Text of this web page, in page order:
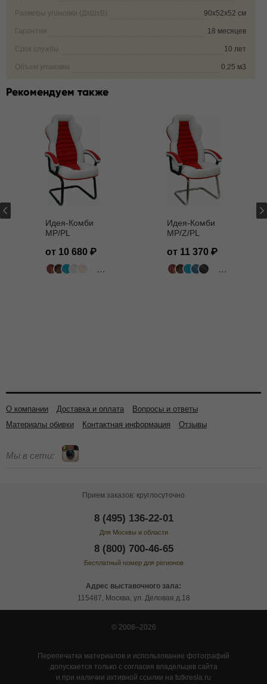
Размеры упаковки (ДxШxВ) 90х52х52 см
Гарантия 18 месяцев
Срок службы 10 лет
Объем упаковки 0.25 м3
Рекомендуем также
Идея-Комби
MP/PL
от 10 680
502 цвета
Идея-Комби
MP/Z/PL
от 11 370
502 цвета
О компании Доставка и оплата
Вопросы и ответы
Материалы обивки
Контактная информация Отзывы
Мы в сети:
Прием заказов: круглосуточно
8 (495) 136-22-01
Для Москвы и области
8 (800) 700-46-65
Бесплатный номер для регионов
Адрес выставочного зала:
115487, Москва, ул. Деловая д.18
© 2008–2026
Перепечатка материалов и использование фотографий
допускается только с согласия владельцев сайта
и при наличии активной ссылки на tutkresla.ru